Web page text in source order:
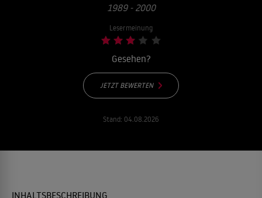
1989 - 2000
Lesermeinung
Gesehen?
JETZT BEWERTEN
Stand: 04.08.2026
INHALTSBESCHREIBUNG